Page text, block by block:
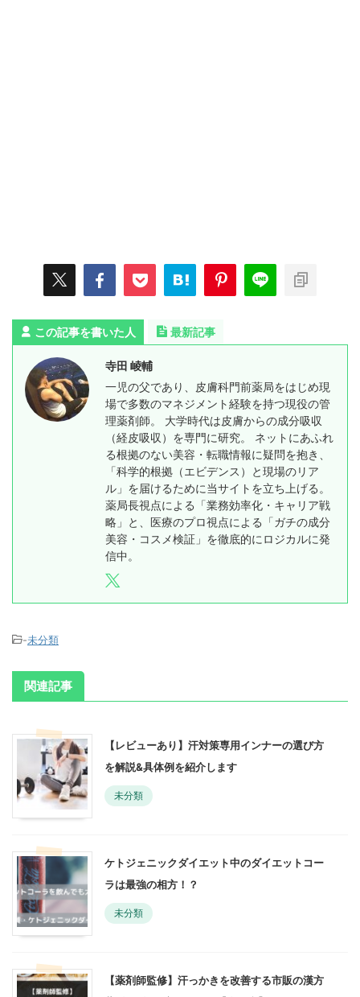
この記事を書いた人 最新記事
寺田 崚輔
一児の父であり、皮膚科門前薬局をはじめ現
場で多数のマネジメント経験を持つ現役の管
理薬剤師。 大学時代は皮膚からの成分吸収
（経皮吸収）を専門に研究。 ネットにあふれ
る根拠のない美容・転職情報に疑問を抱き、
「科学的根拠（エビデンス）と現場のリア
ル」を届けるために当サイトを立ち上げる。
薬局長視点による「業務効率化・キャリア戦
略」と、医療のプロ視点による「ガチの成分
美容・コスメ検証」を徹底的にロジカルに発
信中。
-未分類
関連記事
【レビューあり】汗対策専用インナーの選び方
を解説&具体例を紹介します
未分類
ケトジェニックダイエット中のダイエットコー
ラは最強の相方！？
未分類
【薬剤師監修】汗っかきを改善する市販の漢方